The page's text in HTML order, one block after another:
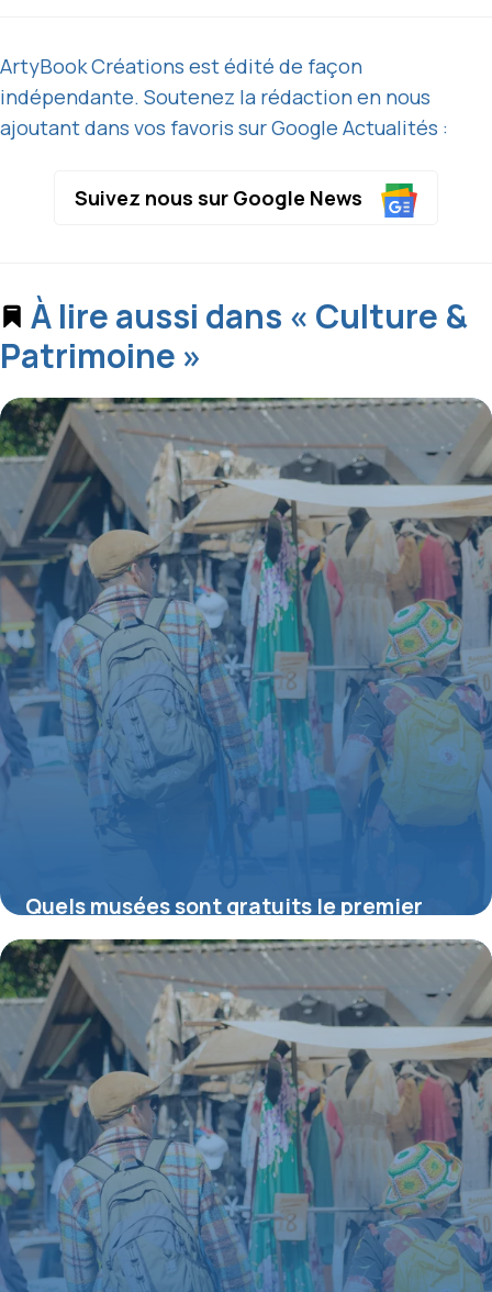
ArtyBook Créations est édité de façon
indépendante. Soutenez la rédaction en nous
ajoutant dans vos favoris sur Google Actualités :
Suivez nous sur Google News
À lire aussi dans « Culture &
Patrimoine »
Quels musées sont gratuits le premier
dimanche du mois ?
16 juillet 2026